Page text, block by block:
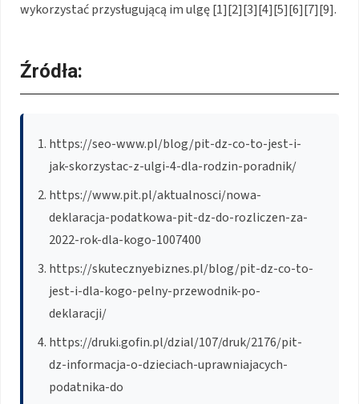
wykorzystać przysługującą im ulgę [1][2][3][4][5][6][7][9].
Źródła:
https://seo-www.pl/blog/pit-dz-co-to-jest-i-
jak-skorzystac-z-ulgi-4-dla-rodzin-poradnik/
https://www.pit.pl/aktualnosci/nowa-
deklaracja-podatkowa-pit-dz-do-rozliczen-za-
2022-rok-dla-kogo-1007400
https://skutecznyebiznes.pl/blog/pit-dz-co-to-
jest-i-dla-kogo-pelny-przewodnik-po-
deklaracji/
https://druki.gofin.pl/dzial/107/druk/2176/pit-
dz-informacja-o-dzieciach-uprawniajacych-
podatnika-do